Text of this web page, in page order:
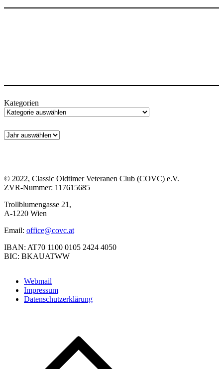
Kategorien
© 2022, Classic Oldtimer Veteranen Club (COVC) e.V.
ZVR-Nummer: 117615685
Trollblumengasse 21,
A-1220 Wien
Email: office@covc.at
IBAN: AT70 1100 0105 2424 4050
BIC: BKAUATWW
Webmail
Impressum
Datenschutzerklärung